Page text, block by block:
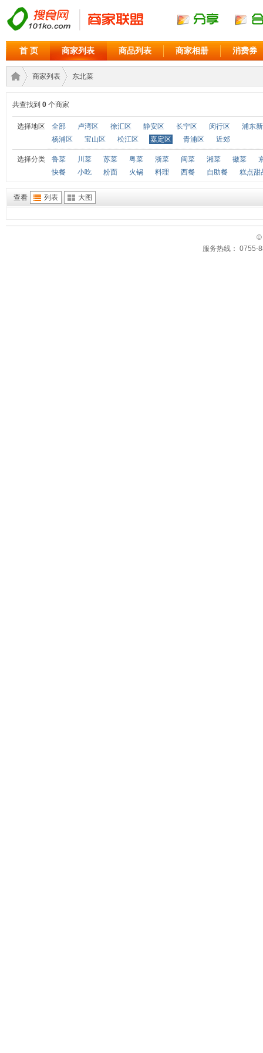
首 页 商家列表 商品列表 商家相册 消费券
商家›
商家列表
›
东北菜
共查找到 0 个商家
选择地区 全部 卢湾区 徐汇区 静安区 长宁区 闵行区
浦东
杨浦区
宝山区 松江区 嘉定区 青浦区 近郊
选择分类 鲁菜 川菜 苏菜 粤菜 浙菜 闽菜 湘菜 徽菜
快餐
小吃 粉面 火锅 料理 西餐 自助餐 糕点甜
查看 列表 大图
©
服务热线： 0755-